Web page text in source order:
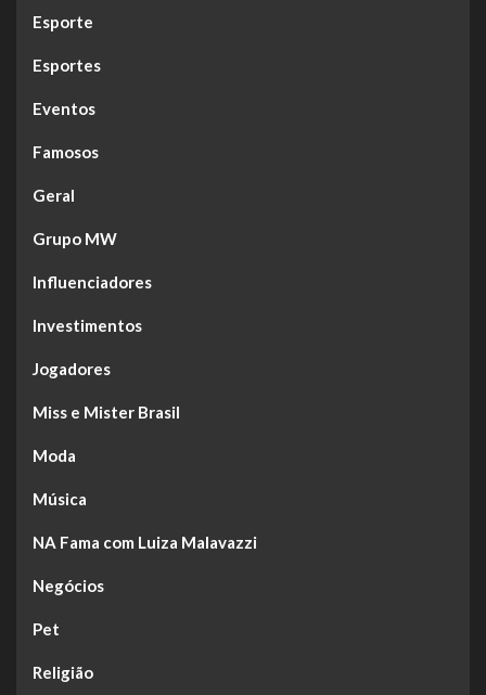
Esporte
Esportes
Eventos
Famosos
Geral
Grupo MW
Influenciadores
Investimentos
Jogadores
Miss e Mister Brasil
Moda
Música
NA Fama com Luiza Malavazzi
Negócios
Pet
Religião